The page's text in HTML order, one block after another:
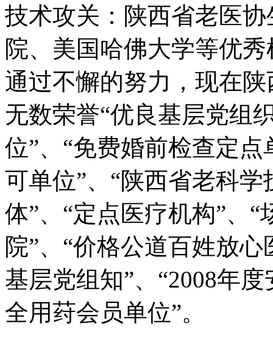
技术攻关：陕西省老医
院、美国哈佛大学等优
通过不懈的努力，现在
无数荣誉“优良基层党组
位”、“免费婚前检查定
可单位”、“陕西省老科
体”、“定点医疗机构”、
院”、“价格公道百姓放
基层党组知”、“2008年
全用荮会员单位”。